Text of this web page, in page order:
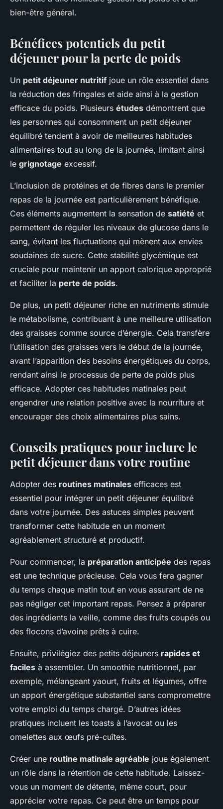
bien-être général.
Bénéfices potentiels du petit
déjeuner pour la perte de poids
Un petit déjeuner nutritif joue un rôle essentiel dans
la réduction des fringales et aide ainsi à la gestion
efficace du poids. Plusieurs études démontrent que
les personnes qui consomment un petit déjeuner
équilibré tendent à avoir de meilleures habitudes
alimentaires tout au long de la journée, limitant ainsi
le grignotage excessif.
L’inclusion de protéines et de fibres dans le premier
repas de la journée est particulièrement bénéfique.
Ces éléments augmentent la sensation de satiété et
permettent de réguler les niveaux de glucose dans le
sang, évitant les fluctuations qui mènent aux envies
soudaines de sucre. Cette stabilité glycémique est
cruciale pour maintenir un apport calorique approprié
et faciliter la perte de poids.
De plus, un petit déjeuner riche en nutriments stimule
le métabolisme, contribuant à une meilleure utilisation
des graisses comme source d’énergie. Cela transfère
l’utilisation des graisses vers le début de la journée,
avant l’apparition des besoins énergétiques du corps,
rendant ainsi le processus de perte de poids plus
efficace. Adopter ces habitudes matinales peut
engendrer une relation positive avec la nourriture et
encourager des choix alimentaires plus sains.
Conseils pratiques pour inclure le
petit déjeuner dans votre routine
Adopter des routines matinales efficaces est
essentiel pour intégrer un petit déjeuner équilibré
dans votre journée. Des astuces simples peuvent
transformer cette habitude en un moment
agréablement structuré et productif.
Pour commencer, la préparation anticipée des repas
est une technique précieuse. Cela vous fera gagner
du temps chaque matin tout en vous assurant de ne
pas négliger cet important repas. Pensez à préparer
des ingrédients la veille, comme des fruits coupés ou
des flocons d’avoine prêts à cuire.
Ensuite, privilégiez des petits déjeuners rapides et
faciles à assembler. Un smoothie nutritionnel, par
exemple, mélangeant yaourt, fruits et légumes, offre
un apport énergétique substantiel sans compromettre
votre emploi du temps chargé. D’autres idées
pratiques incluent les toasts à l’avocat ou les
omelettes aux œufs pré-cuîtes.
Créer une routine matinale agréable joue également
un rôle dans la rétention de cette habitude. Laissez-
vous un moment de détente, même court, pour
apprécier votre repas. Ce peut être un temps pour